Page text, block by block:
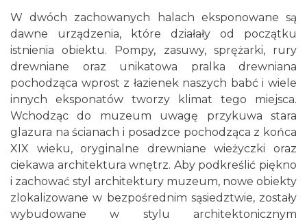
W dwóch zachowanych halach eksponowane są
dawne urządzenia, które działały od początku
istnienia obiektu. Pompy, zasuwy, sprężarki, rury
drewniane oraz unikatowa pralka drewniana
pochodząca wprost z łazienek naszych babć i wiele
innych eksponatów tworzy klimat tego miejsca.
Wchodząc do muzeum uwagę przykuwa stara
glazura na ścianach i posadzce pochodząca z końca
XIX wieku, oryginalne drewniane wieżyczki oraz
ciekawa architektura wnętrz. Aby podkreślić piękno
i zachować styl architektury muzeum, nowe obiekty
zlokalizowane w bezpośrednim sąsiedztwie, zostały
wybudowane w stylu architektonicznym